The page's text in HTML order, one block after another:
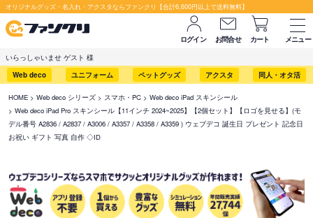
オリジナルグッズ・名入れ・アクスタならファンクリ【合計6,600円以上で送料無料】
ログイン お問合せ カート
メニュー
いらっしゃいませ ゲスト 様
Web deco
ユニフォーム ペットグッズ アクスタ 同人・オタ活
HOME Web deco シリーズ スマホ・PC
Web deco iPad スキンシール
Web deco iPad Pro スキンシール【11インチ 2024~2025】【2個セット】【ロゴを見せる】(モ
デル番号 A2836 / A2837 / A3006 / A3357 / A3358 / A3359 ) ウェブデコ 誕生日 プレゼント 記念日
お祝い ギフト 写真 自作 ◇ID